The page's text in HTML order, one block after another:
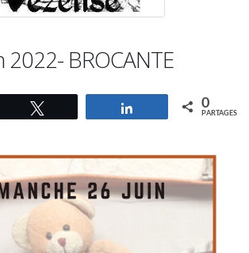
2022- BROCANTE
Partagez 0
PARTAGES